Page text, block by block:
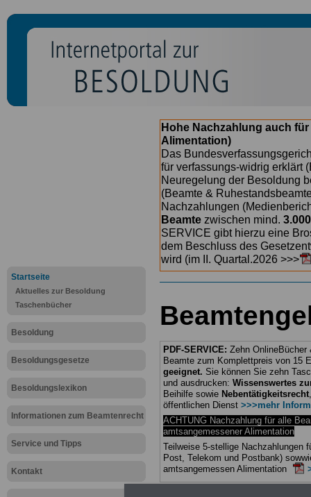
Startseite
Aktuelles zur Besoldung
Taschenbücher
Besoldung
Besoldungsgesetze
Besoldungslexikon
Informationen zum Beamtenrecht
Service und Tipps
Kontakt
Hohe Nachzahlung auch
Alimentation)
Das
für verfassungs-widrig erklärt
Neuregelung der Besoldung
(Beamte &
Nachzahlungen
Beamte zwischen mind.
SERVICE gibt hierzu eine
dem Beschluss des
wird (im II. Quartal.2026 >>>
PDF-SERVICE: Zehn
Beamte zum Komplettpreis von 15
geeignet. Sie können Sie zehn
und ausdrucken: Wissenswertes
Beihilfe sowie Nebentätigkeitsrecht
öffentlichen Dienst >>>mehr
ACHTUNG Nachzahlung für alle
amtsangemessener Alimentation
Teilweise 5-stellige Nachzahlungen
Post, Telekom und Postbank)
amtsangemessen Alimentation